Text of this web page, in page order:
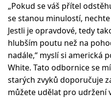
„Pokud se váš přítel
se stanou minulostí,
Jestli je opravdové, tedy
hlubším poutu než na
nadále,“ myslí si americká
White. Tato odbornice se
starých zvyků doporučuje
můžete udělat pro udržení